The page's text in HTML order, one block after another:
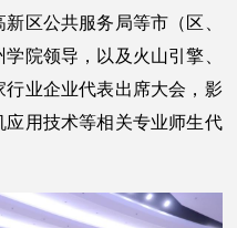
区公共服务局等市（区、
院领导，以及火山引擎、
业企业代表出席大会，影
用技术等相关专业师生代